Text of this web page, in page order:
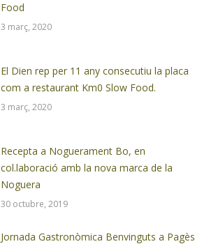
Food
3 març, 2020
El Dien rep per 11 any consecutiu la placa
com a restaurant Km0 Slow Food.
3 març, 2020
Recepta a Noguerament Bo, en
col.laboració amb la nova marca de la
Noguera
30 octubre, 2019
Jornada Gastronòmica Benvinguts a Pagès